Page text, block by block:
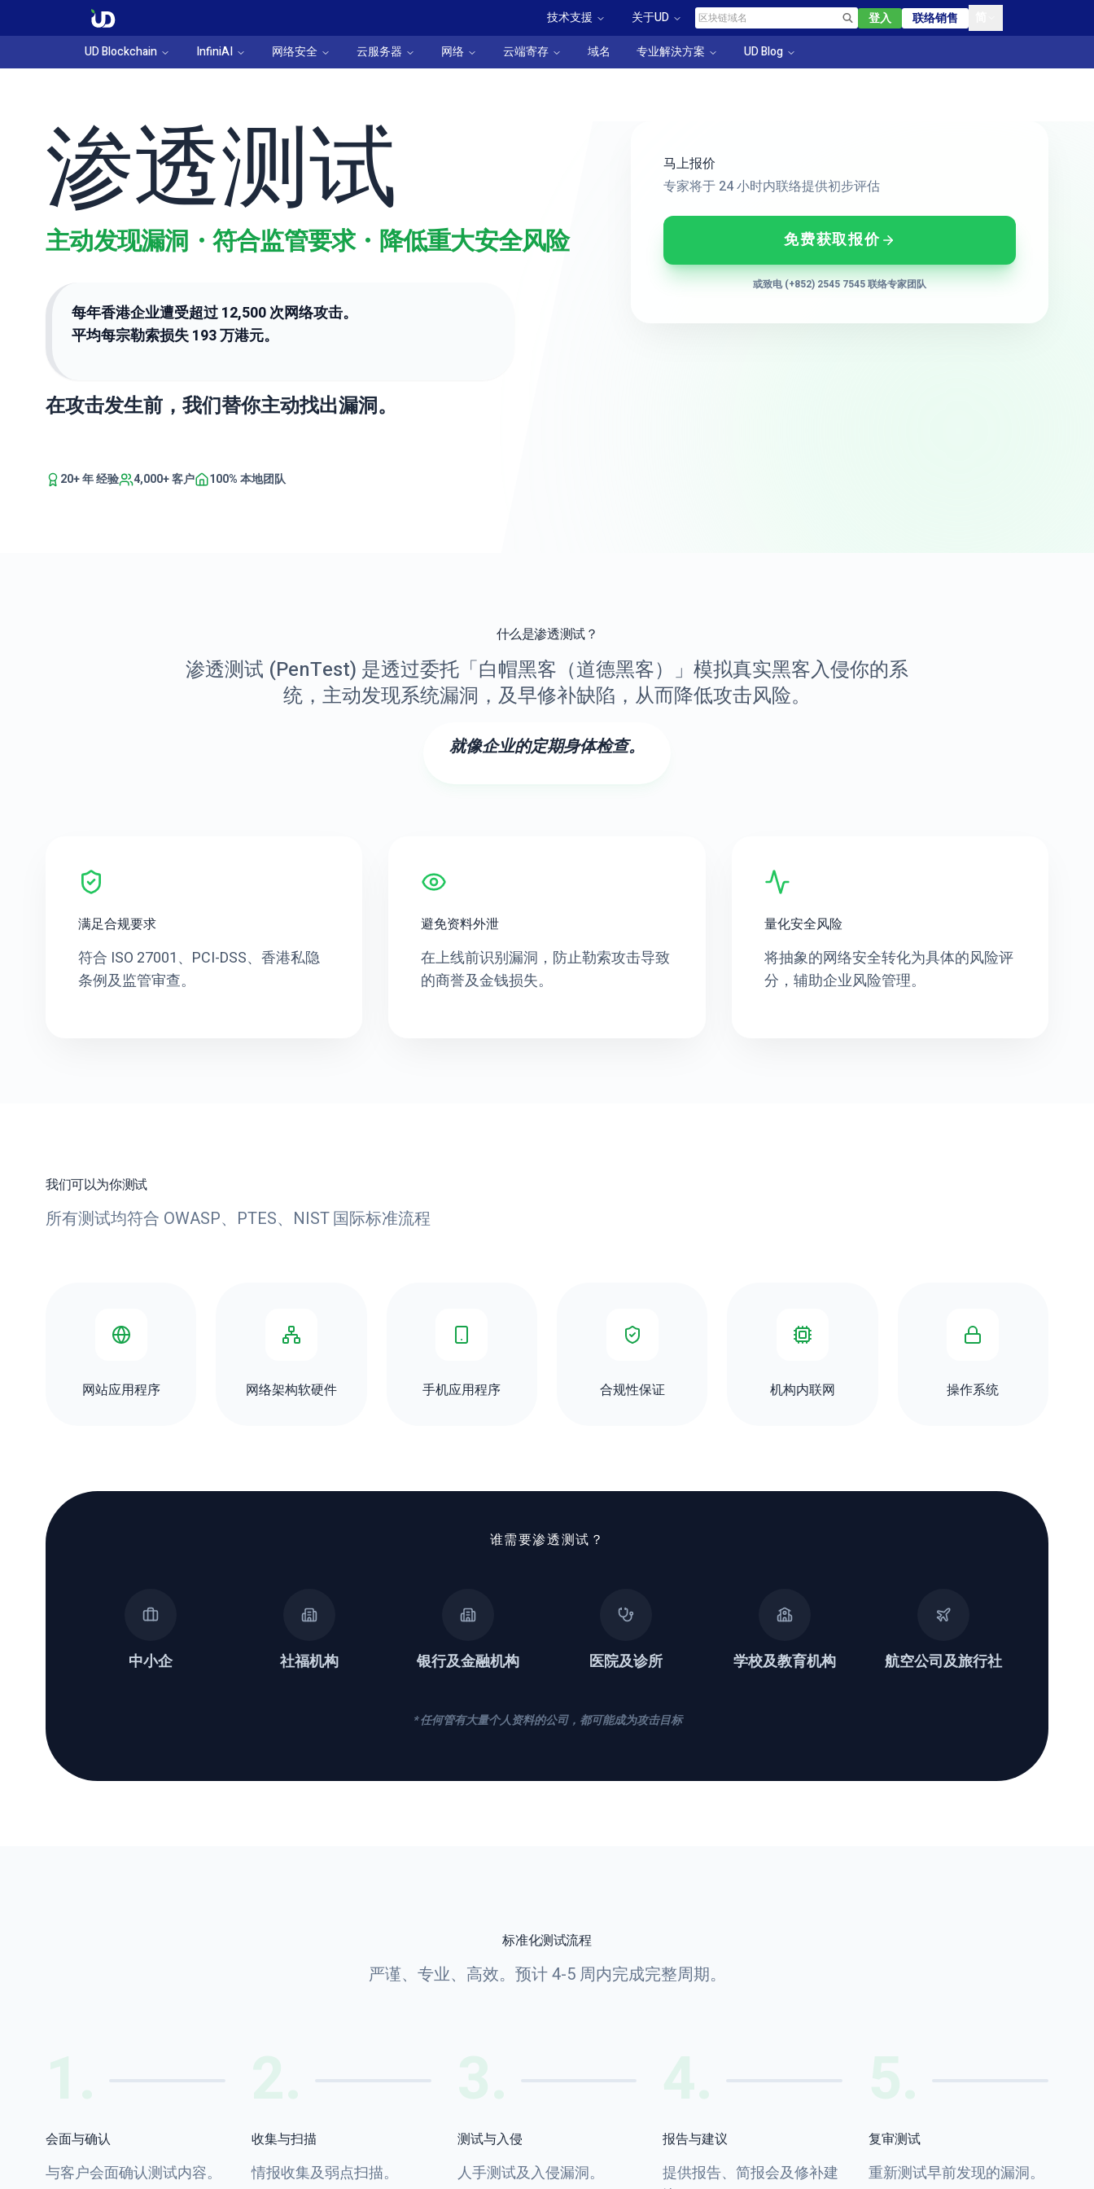
技术支援 关于UD 登入 联络销售
UD Blockchain
InfiniAI 网络安全 云服务器 网络 云端寄存 域名 专业解決方案 UD Blog
渗透测试
主动发现漏洞・符合监管要求・降低重大安全风险
每年香港企业遭受超过 12,500 次网络攻击。
平均每宗勒索损失 193 万港元。
在攻击发生前，我们替你主动找出漏洞。
20+ 年 经验 4,000+ 客户 100% 本地团队
马上报价
专家将于 24 小时内联络提供初步评估
免费获取报价
或致电 (+852) 2545 7545 联络专家团队
什么是渗透测试？
渗透测试 (PenTest) 是透过委托「白帽黑客（道德黑客）」模拟真实黑客入侵你的系
统，主动发现系统漏洞，及早修补缺陷，从而降低攻击风险。
就像企业的定期身体检查。
满足合规要求
符合 ISO 27001、PCI-DSS、香港私隐
条例及监管审查。
避免资料外泄
在上线前识别漏洞，防止勒索攻击导致
的商誉及金钱损失。
量化安全风险
将抽象的网络安全转化为具体的风险评
分，辅助企业风险管理。
我们可以为你测试
所有测试均符合 OWASP、PTES、NIST 国际标准流程
网站应用程序 网络架构软硬件 手机应用程序 合规性保证 机构内联网 操作系统
谁需要渗透测试？
中小企 社福机构 银行及金融机构 医院及诊所 学校及教育机构 航空公司及旅行社
* 任何管有大量个人资料的公司，都可能成为攻击目标
标准化测试流程
严谨、专业、高效。预计 4-5 周内完成完整周期。
会面与确认
与客户会面确认测试内容。
收集与扫描
情报收集及弱点扫描。
测试与入侵
人手测试及入侵漏洞。
报告与建议
提供报告、简报会及修补建
复审测试
重新测试早前发现的漏洞。